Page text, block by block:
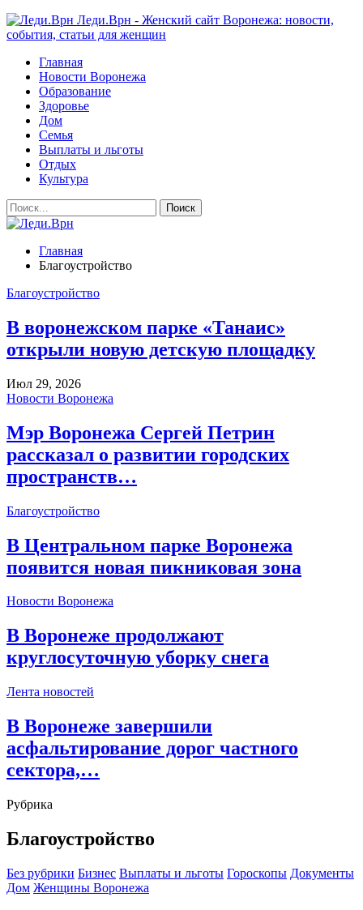
Леди.Врн - Женский сайт Воронежа: новости,
события, статьи для женщин
Главная
Новости Воронежа
Образование
Здоровье
Дом
Семья
Выплаты и льготы
Отдых
Культура
Главная
Благоустройство
Благоустройство
В воронежском парке «Танаис»
открыли новую детскую площадку
Июл 29, 2026
Новости Воронежа
Мэр Воронежа Сергей Петрин
рассказал о развитии городских
пространств…
Благоустройство
В Центральном парке Воронежа
появится новая пикниковая зона
Новости Воронежа
В Воронеже продолжают
круглосуточную уборку снега
Лента новостей
В Воронеже завершили
асфальтирование дорог частного
сектора,…
Рубрика
Благоустройство
Без рубрики Бизнес Выплаты и льготы Гороскопы Документы
Дом Женщины Воронежа